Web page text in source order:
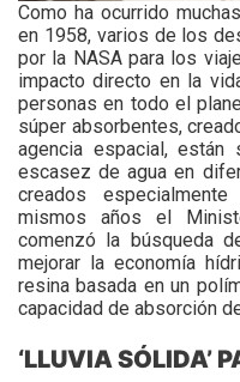
Como ha ocurrido
en 1958, varios de los
por la NASA para los
impacto directo en la
personas en todo el
súper absorbentes,
agencia espacial,
escasez de agua en
creados
mismos años el
comenzó la búsqueda
mejorar la economía
resina basada en un
capacidad de absorción
‘LLUVIA SÓLIDA’